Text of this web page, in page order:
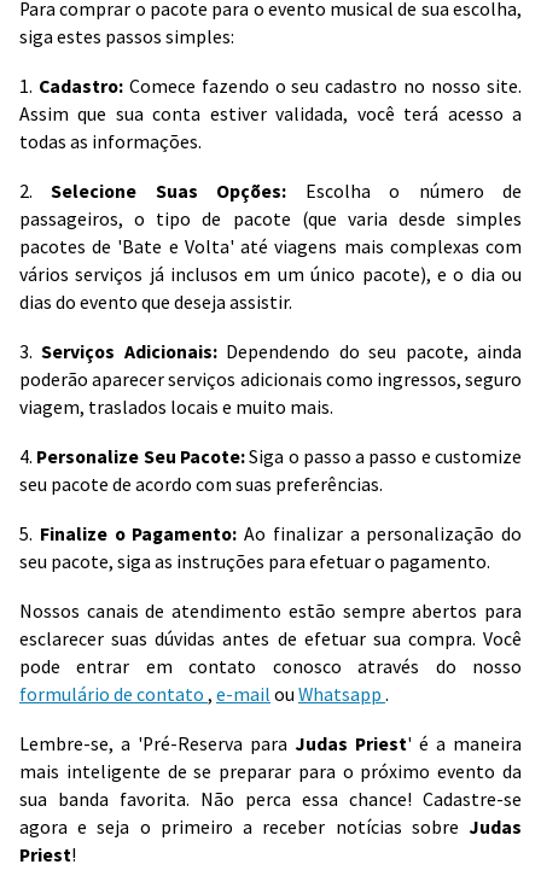
Para comprar o pacote para o evento musical de sua escolha,
siga estes passos simples:
1. Cadastro:Comece fazendo o seu cadastro no nosso site.
Assim que sua conta estiver validada, você terá acesso a
todas as informações.
2.Selecione Suas Opções: Escolha o número de
passageiros, o tipo de pacote (que varia desde simples
pacotes de 'Bate e Volta' até viagens mais complexas com
vários serviços já inclusos em um único pacote), e o dia ou
dias do evento que deseja assistir.
3.Serviços Adicionais:Dependendo do seu pacote, ainda
poderão aparecer serviços adicionais como ingressos, seguro
viagem, traslados locais e muito mais.
4. Personalize Seu Pacote:Siga o passo a passo e customize
seu pacote de acordo com suas preferências.
5. Finalize o Pagamento: Ao finalizar a personalização do
seu pacote, siga as instruções para efetuar o pagamento.
Nossos canais de atendimento estão sempre abertos para
esclarecer suas dúvidas antes de efetuar sua compra. Você
pode entrar em contato conosco através do nosso
formulário de contato , e-mail ou Whatsapp .
Lembre-se, a 'Pré-Reserva para Judas Priest' é a maneira
mais inteligente de se preparar para o próximo evento da
sua banda favorita. Não perca essa chance! Cadastre-se
agora e seja o primeiro a receber notícias sobre Judas
Priest!